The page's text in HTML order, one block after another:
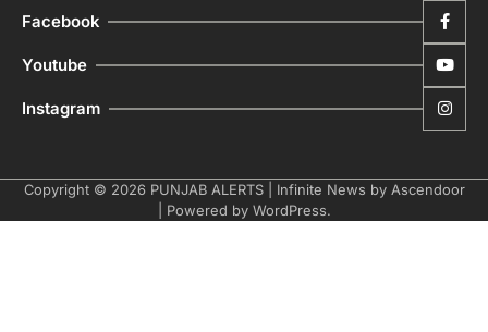
Facebook
Youtube
Instagram
Copyright © 2026 PUNJAB ALERTS| Infinite News by Ascendoor
| Powered by WordPress.